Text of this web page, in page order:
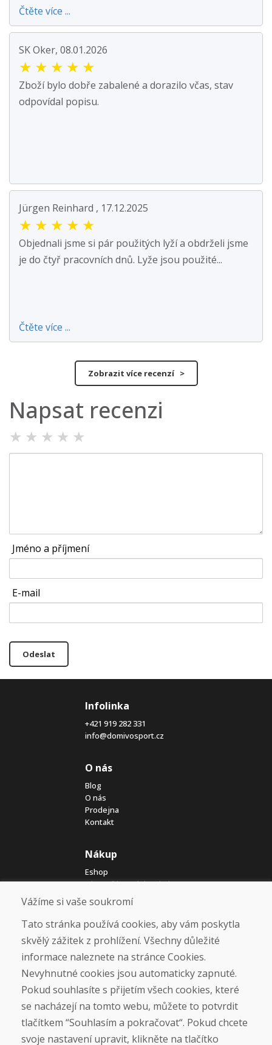
Čtěte více ...
SK Oker, 08.01.2026
★ ★ ★ ★ ★
Zboží bylo dobře zabalené a dorazilo včas, stav
odpovídal popisu.
Jürgen Reinhard , 17.12.2025
★ ★ ★ ★ ★
Objednali jsme si pár použitých lyží a obdrželi jsme
je do čtyř pracovních dnů. Lyže jsou použité...
Čtěte více ...
Zobrazit více recenzí >
Napsat recenzi
★ ★ ★ ★ ★
Jméno a příjmení
E-mail
Odeslat
Infolinka
+421 919 282 331
info@domivosport.cz
O nás
Blog
O nás
Prodejna
Kontakt
Nákup
Eshop
Jak posíláme elektrokola
Obchodní podmínky
Doprava
Platba
Vrácení a výměna zboží
Ochrana osobních údajů
Cookies
Sociální sítě
Vážíme si vaše soukromí
Tato stránka používá cookies, aby vám poskytla
skvělý zážitek z prohlížení. Všechny důležité
informace naleznete na stránce Cookies.
Nevyhnutné cookies jsou automaticky zapnuté.
Pokud souhlasíte s přijetím všech cookies, které
se nacházejí na tomto webu, můžete to potvrdit
tlačítkem “Souhlasím a pokračovat“. Pokud chcete
svoje nastavení upravit, klikněte na tlačítko